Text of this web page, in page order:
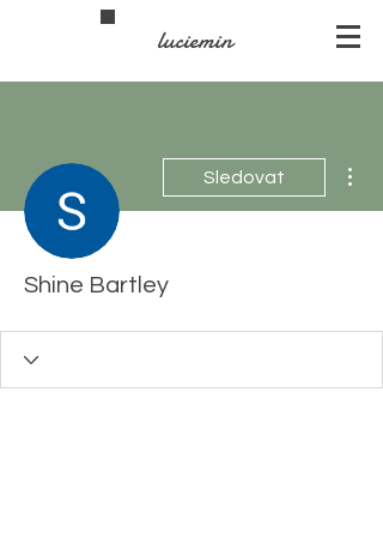
luciemin
Sledovat
Shine Bartley